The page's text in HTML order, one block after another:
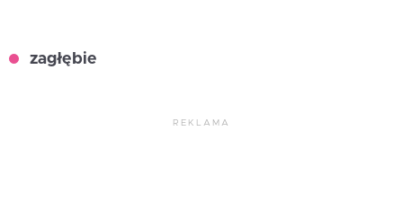
zagłębie
REKLAMA